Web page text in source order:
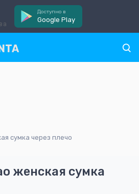
Доступно в
Google Play
сумка через плечо
женская сумка